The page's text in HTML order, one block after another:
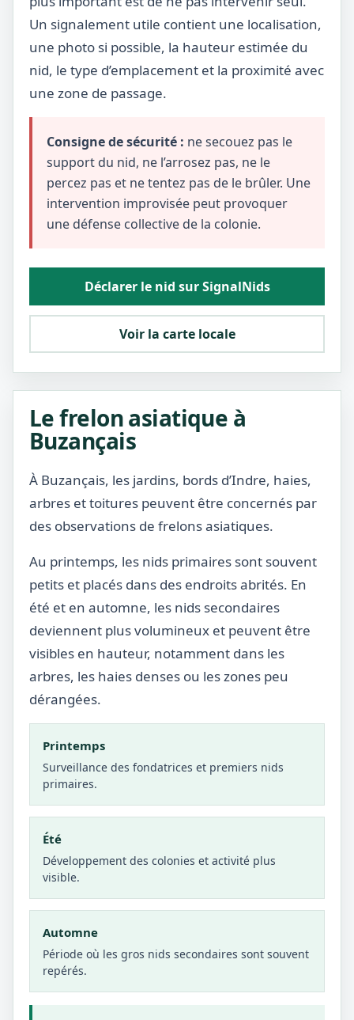
Un signalement utile contient une localisation,
une photo si possible, la hauteur estimée du
nid, le type d’emplacement et la proximité avec
une zone de passage.
Consigne de sécurité : ne secouez pas le
support du nid, ne l’arrosez pas, ne le
percez pas et ne tentez pas de le brûler. Une
intervention improvisée peut provoquer
une défense collective de la colonie.
Déclarer le nid sur SignalNids
Voir la carte locale
Le frelon asiatique à
Buzançais
À Buzançais, les jardins, bords d’Indre, haies,
arbres et toitures peuvent être concernés par
des observations de frelons asiatiques.
Au printemps, les nids primaires sont souvent
petits et placés dans des endroits abrités. En
été et en automne, les nids secondaires
deviennent plus volumineux et peuvent être
visibles en hauteur, notamment dans les
arbres, les haies denses ou les zones peu
dérangées.
Printemps
Surveillance des fondatrices et premiers nids
primaires.
Été
Développement des colonies et activité plus
visible.
Automne
Période où les gros nids secondaires sont souvent
repérés.